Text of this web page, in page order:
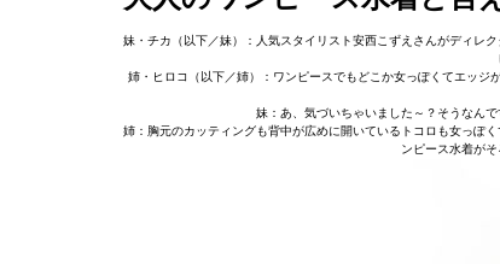
妹・チカ（以下／妹）：人気スタイリスト安西こずえさんがディレ
姉・ヒロコ（以下／姉）：ワンピースでもどこか女っぽくてエッ
妹：あ、気づいちゃいました～？そうなんで
姉：胸元のカッティングも背中が広めに開いているトコロも女っぽ
ンピース水着が